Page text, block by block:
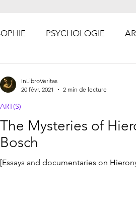
PSYCHOLOGIE
The Mysteries of
Bosch
[Essays and documentaries on
ART(S)
InLibroVeritas
20 févr. 2021
2 min de lecture